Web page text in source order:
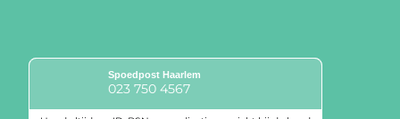
Spoedpost Haarlem
023 750 4567